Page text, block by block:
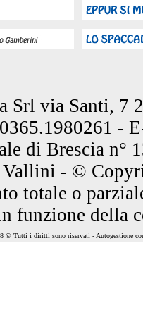
Srl via Santi, 7
0365.1980261 -
di Brescia n°
- ©
totale o
funzione della
© Tutti i diritti sono riservati - Autogestione